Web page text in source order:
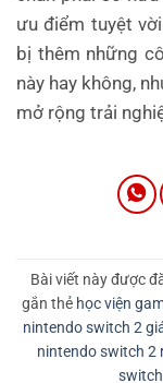
ưu điểm tuyệt
bị thêm những
này hay không,
mở rộng trải
Bài viết này được
gắn thẻ học viện
nintendo switch 2
nintendo switch 2